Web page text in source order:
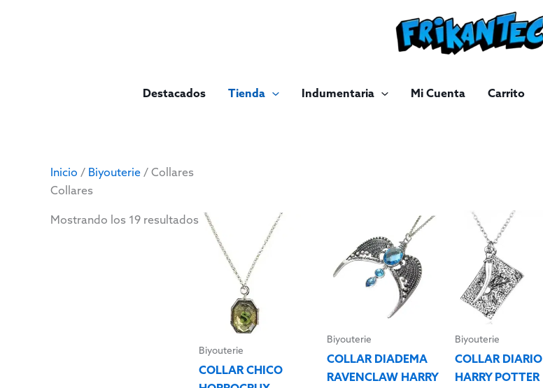
Destacados Tienda Indumentaria Mi Cuenta Carrito
Inicio / Biyouterie / Collares
Collares
Mostrando los 19 resultados
Biyouterie
COLLAR CHICO
Biyouterie
COLLAR DIADEMA
RAVENCLAW HARRY
Biyouterie
COLLAR DIARIO
HARRY POTTER